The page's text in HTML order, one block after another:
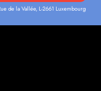
de la Vallée, L-2661 Luxembourg